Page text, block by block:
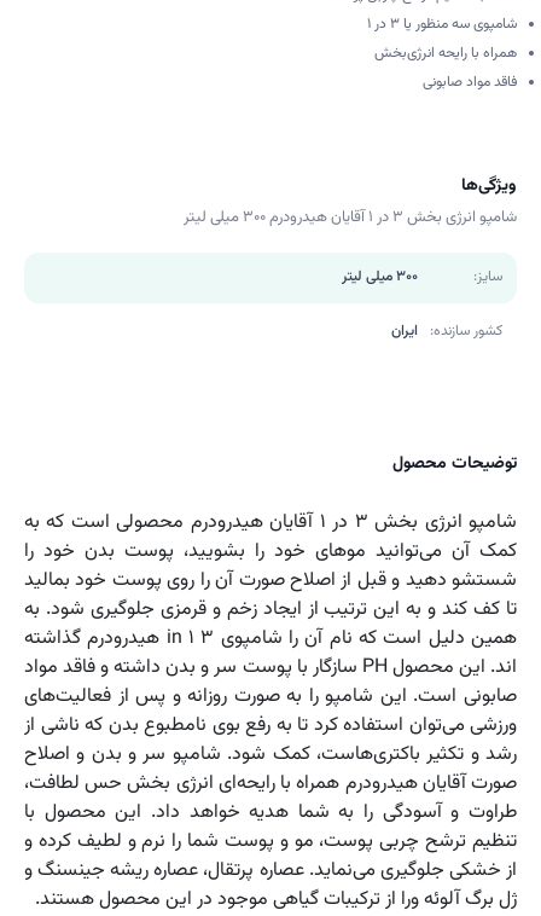
شامپوی سه منظور یا ۳ در ۱
همراه با رایحه انرژی‌بخش
فاقد مواد صابونی
ویژگی‌ها
شامپو انرژی بخش 3 در 1 آقایان هیدرودرم 300 میلی لیتر
سایز: 300 میلی لیتر
کشور سازنده: ایران
توضیحات محصول
شامپو انرژی بخش ۳ در ۱ آقایان هیدرودرم محصولی است که به
کمک آن می‌توانید موهای خود را بشویید، پوست بدن خود را
شستشو دهید و قبل از اصلاح صورت آن را روی پوست خود بمالید
تا کف کند و به این ترتیب از ایجاد زخم و قرمزی جلوگیری شود. به
همین دلیل است که نام آن را شامپوی ۳ in ۱ هیدرودرم گذاشته
اند. این محصول PH سازگار با پوست سر و بدن داشته و فاقد مواد
صابونی است. این شامپو را به صورت روزانه و پس از فعالیت‌های
ورزشی می‌توان استفاده کرد تا به رفع بوی نامطبوع بدن که ناشی از
رشد و تکثیر باکتری‌هاست، کمک شود. شامپو سر و بدن و اصلاح
صورت آقایان هیدرودرم همراه با رایحه‌ای انرژی بخش حس لطافت،
طراوت و آسودگی را به شما هدیه خواهد داد. این محصول با
تنظیم ترشح چربی پوست، مو و پوست شما را نرم و لطیف کرده و
از خشکی جلوگیری می‌نماید. عصاره پرتقال، عصاره ریشه جینسنگ و
ژل برگ آلوئه ورا از ترکیبات گیاهی موجود در این محصول هستند.